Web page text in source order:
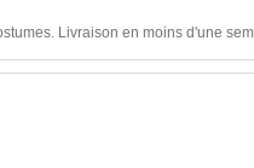
Livraison en moins d'une